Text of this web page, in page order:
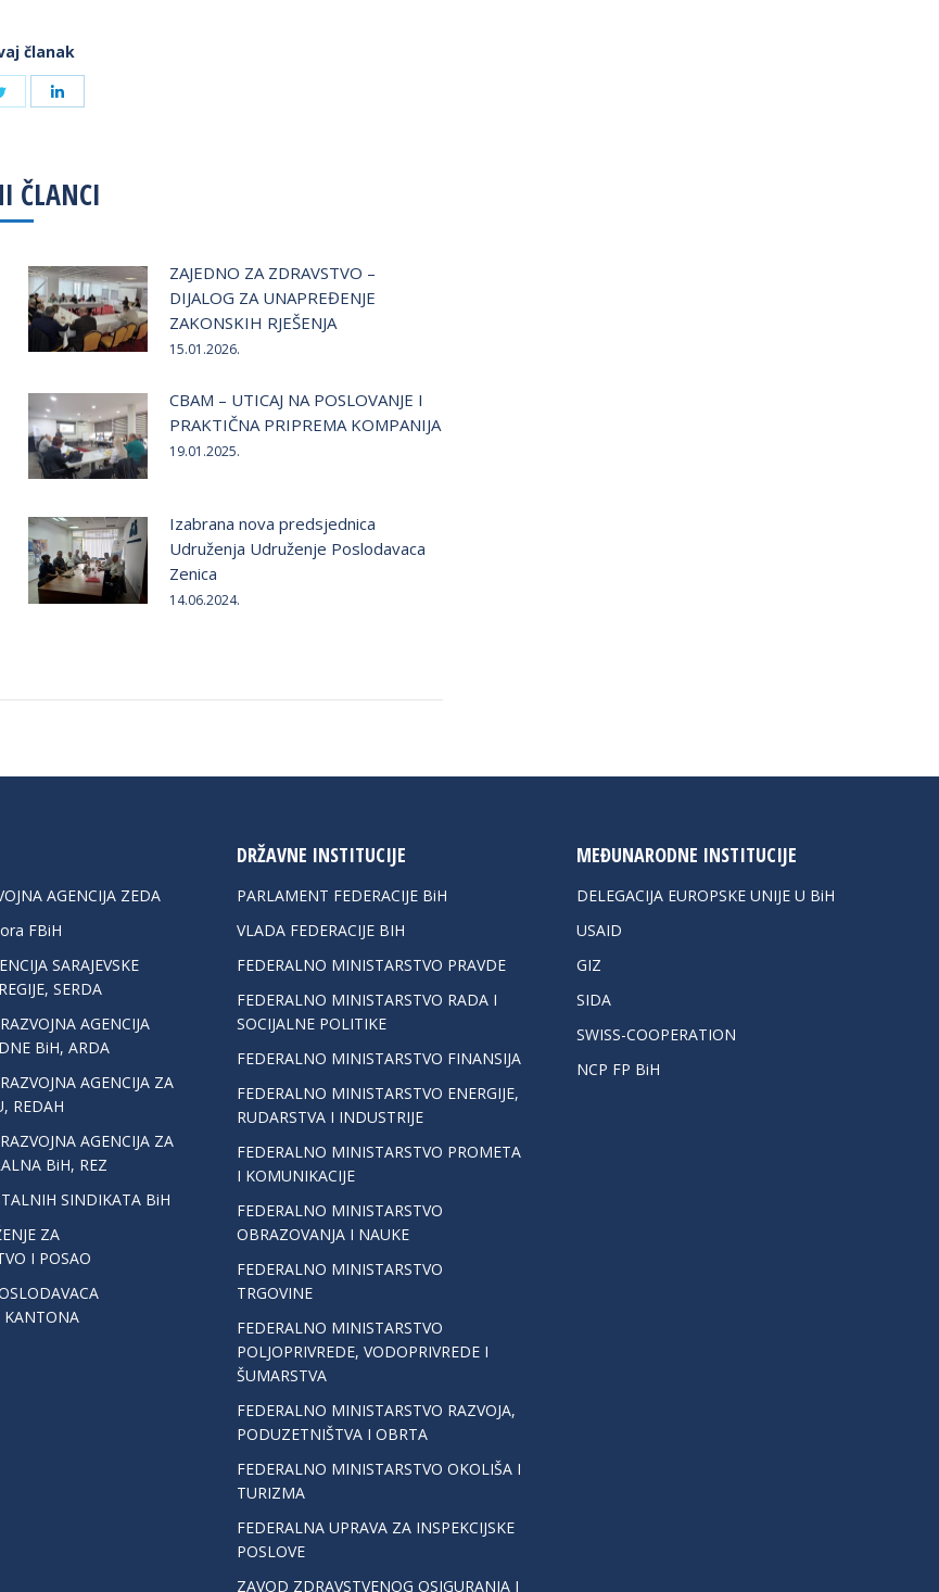
članak
Share
ČLANCI
ZAJEDNO ZA ZDRAVSTVO –
DIJALOG ZA UNAPREĐENJE
ZAKONSKIH RJEŠENJA
15.01.2026.
CBAM – UTICAJ NA POSLOVANJE I
PRAKTIČNA PRIPREMA KOMPANIJA
19.01.2025.
Izabrana nova predsjednica
Udruženja Udruženje Poslodavaca
Zenica
14.06.2024.
AGENCIJA ZEDA
FBiH
SARAJEVSKE
SERDA
AGENCIJA
BiH, ARDA
AGENCIJA ZA
REDAH
AGENCIJA ZA
BiH, REZ
SINDIKATA BiH
ZA
I POSAO
KANTONA
DRŽAVNE INSTITUCIJE
PARLAMENT FEDERACIJE BiH
VLADA FEDERACIJE BIH
FEDERALNO MINISTARSTVO PRAVDE
FEDERALNO MINISTARSTVO RADA I
SOCIJALNE POLITIKE
FEDERALNO MINISTARSTVO FINANSIJA
FEDERALNO MINISTARSTVO ENERGIJE,
RUDARSTVA I INDUSTRIJE
FEDERALNO MINISTARSTVO PROMETA
I KOMUNIKACIJE
FEDERALNO MINISTARSTVO
OBRAZOVANJA I NAUKE
FEDERALNO MINISTARSTVO
TRGOVINE
FEDERALNO MINISTARSTVO
POLJOPRIVREDE, VODOPRIVREDE I
ŠUMARSTVA
FEDERALNO MINISTARSTVO RAZVOJA,
PODUZETNIŠTVA I OBRTA
FEDERALNO MINISTARSTVO OKOLIŠA I
TURIZMA
FEDERALNA UPRAVA ZA INSPEKCIJSKE
POSLOVE
ZAVOD ZDRAVSTVENOG OSIGURANJA I
MEĐUNARODNE INSTITUCIJE
DELEGACIJA EUROPSKE UNIJE U BiH
USAID
GIZ
SIDA
SWISS-COOPERATION
NCP FP BiH